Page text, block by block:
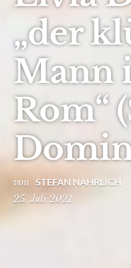
„der
Mann
Rom“
von STEFAN NÄHRLICH
25. Juli 2021